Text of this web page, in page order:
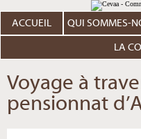
au
contenu.
Aller
personnels
ACCUEIL QUI SOMMES-
LA
Voyage à
pensionnat